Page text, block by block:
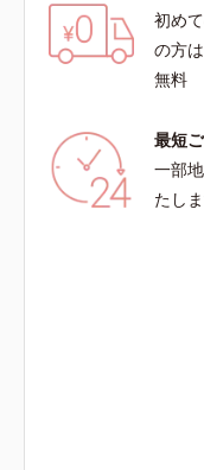
初め
の方
無料
最短
一部
たし